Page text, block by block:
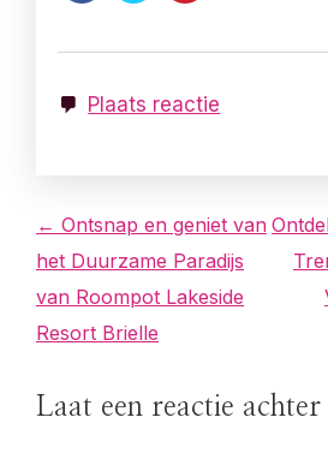
Plaats reactie
B
e
r
i
← Ontsnap en geniet van
het Duurzame Paradijs
van Roompot Lakeside
Resort Brielle
Laat een reactie